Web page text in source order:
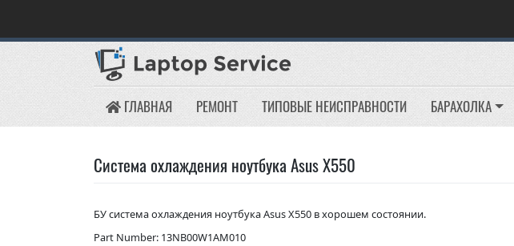
content
ГЛАВНАЯ РЕМОНТ ТИПОВЫЕ НЕИСПРАВНОСТИ БАРАХОЛКА
Система охлаждения ноутбука Asus X550
БУ система охлаждения ноутбука Asus X550 в хорошем состоянии.
Part Number: 13NB00W1AM010